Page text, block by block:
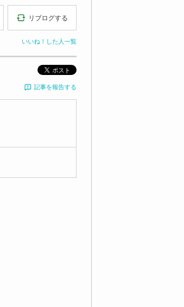
リブログする
いいね！した人一覧
ポスト
記事を報告する